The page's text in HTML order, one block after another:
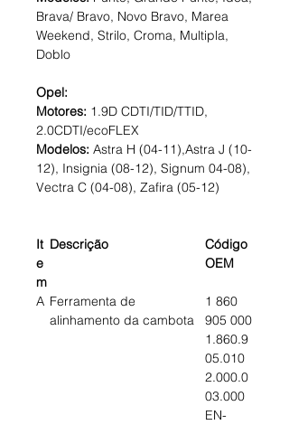
Brava/ Bravo, Novo Bravo, Marea
Weekend, Strilo, Croma, Multipla,
Doblo
Opel:
Motores: 1.9D CDTI/TID/TTID,
2.0CDTI/ecoFLEX
Modelos: Astra H (04-11),Astra J (10-
12), Insignia (08-12), Signum 04-08),
Vectra C (04-08), Zafira (05-12)
It
e
m
Descrição
Código
OEM
A Ferramenta de
alinhamento da cambota
1 860
905 000
1.860.9
05.010
2.000.0
03.000
EN-